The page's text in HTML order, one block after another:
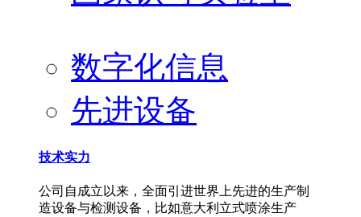
数字化信息
先进设备
技术实力
公司自成立以来，全面引进世界上先进的生产制
造设备与检测设备，比如意大利立式喷涂生产